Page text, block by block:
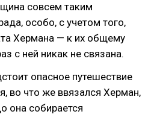
совсем таким
особо, с учетом того,
Хермана — к их общему
с ней никак не связана.
опасное путешествие
во что же ввязался Херман,
она собирается